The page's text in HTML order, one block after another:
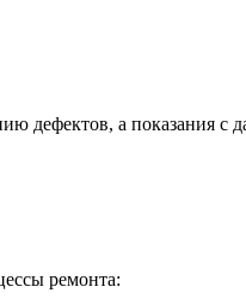
дефектов, а показания с
ремонта: